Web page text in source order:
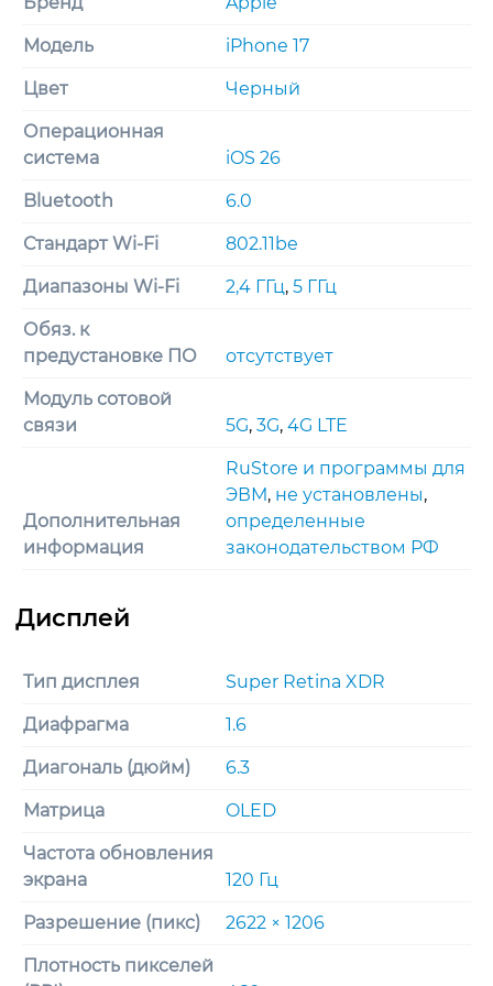
Модель iPhone 17
Цвет Черный
Операционная
система
iOS 26
Bluetooth 6.0
Стандарт Wi-Fi 802.11be
Диапазоны Wi-Fi 2,4 ГГц, 5 ГГц
Обяз. к
предустановке ПО
отсутствует
Модуль сотовой
связи
5G, 3G, 4G LTE
Дополнительная
информация
RuStore и программы для
ЭВМ, не установлены,
определенные
законодательством РФ
Тип дисплея Super Retina XDR
Диафрагма 1.6
Диагональ (дюйм) 6.3
Матрица OLED
Частота обновления
экрана
120 Гц
Разрешение (пикс) 2622 × 1206
Плотность пикселей